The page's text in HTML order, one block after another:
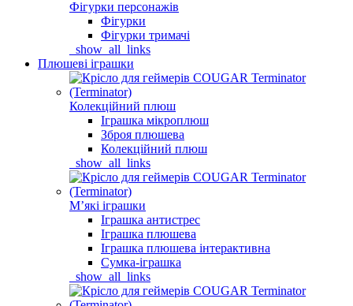
Фігурки персонажів
Фігурки
Фігурки тримачі
_show_all_links
Плюшеві іграшки
Колекційний плюш
Іграшка мікроплюш
Зброя плюшева
Колекційний плюш
_show_all_links
Мʼякі іграшки
Іграшка антистрес
Іграшка плюшева
Іграшка плюшева інтерактивна
Сумка-іграшка
_show_all_links